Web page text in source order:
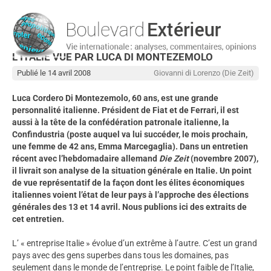
L’ITALIE VUE PAR LUCA DI MONTEZEMOLO
Giovanni di Lorenzo (Die Zeit)
Publié le 14 avril 2008
Luca Cordero Di Montezemolo, 60 ans, est une grande
personnalité italienne. Président de Fiat et de Ferrari, il est
aussi à la tête de la confédération patronale italienne, la
Confindustria (poste auquel va lui succéder, le mois prochain,
une femme de 42 ans, Emma Marcegaglia). Dans un entretien
récent avec l’hebdomadaire allemand Die Zeit(novembre 2007),
il livrait son analyse de la situation générale en Italie. Un point
de vue représentatif de la façon dont les élites économiques
italiennes voient l’état de leur pays à l’approche des élections
générales des 13 et 14 avril. Nous publions ici des extraits de
cet entretien.
L’ « entreprise Italie » évolue d’un extrême à l’autre. C’est un grand
pays avec des gens superbes dans tous les domaines, pas
seulement dans le monde de l’entreprise. Le point faible de l’Italie,